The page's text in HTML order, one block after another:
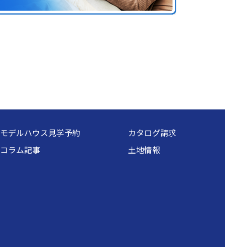
モデルハウス見学予約
コラム記事
カタログ請求
土地情報